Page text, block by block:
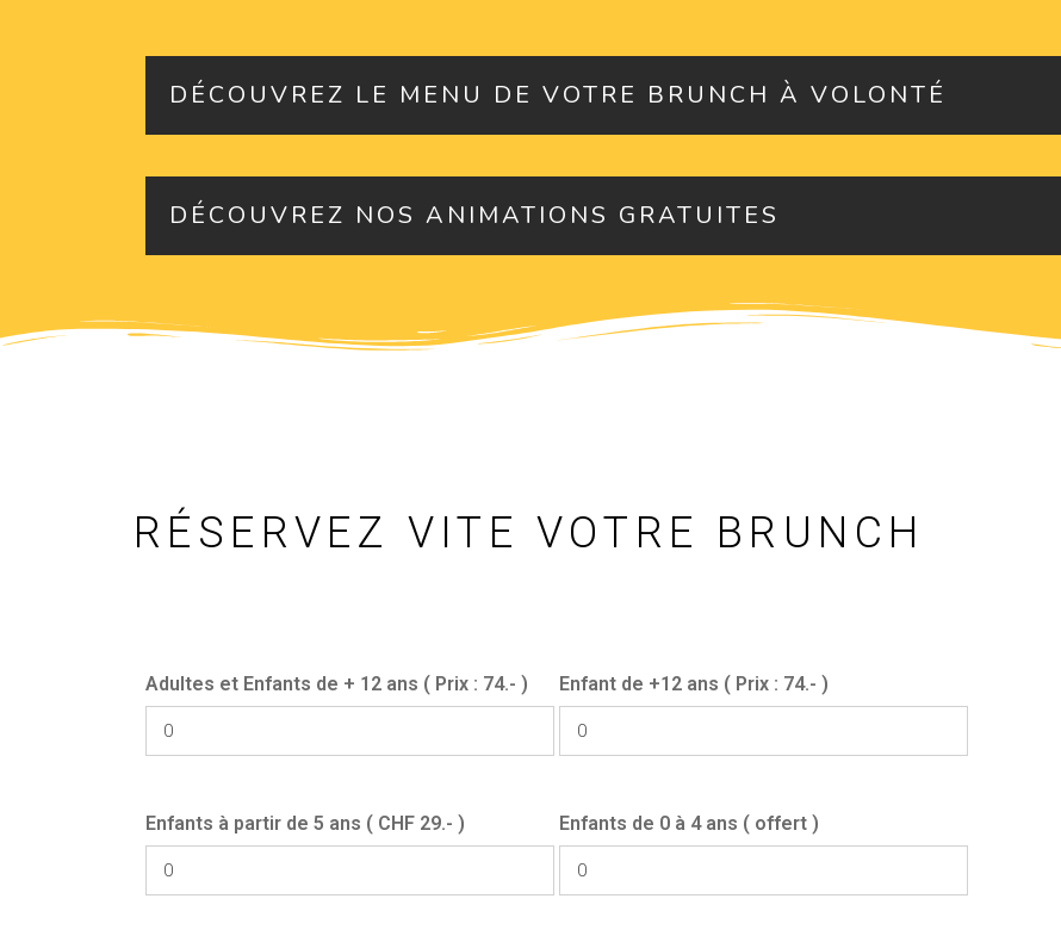
DÉCOUVREZ LE MENU DE VOTRE BRUNCH À VOLONTÉ
DÉCOUVREZ NOS ANIMATIONS GRATUITES
RÉSERVEZ VITE VOTRE BRUNCH
Adultes et Enfants de + 12 ans ( Prix : 74.- ) Enfant de +12 ans ( Prix : 74.- )
Enfants à partir de 5 ans ( CHF 29.- ) Enfants de 0 à 4 ans ( offert )